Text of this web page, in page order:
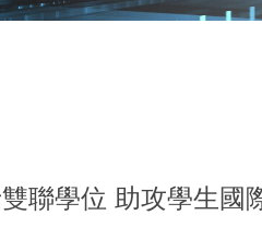
聯學位 助攻學生國